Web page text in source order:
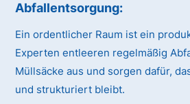
Abfallentsorgung:
Ein ordentlicher Raum ist ein
Experten entleeren regelmäßig
Müllsäcke aus und sorgen dafür,
und strukturiert bleibt.